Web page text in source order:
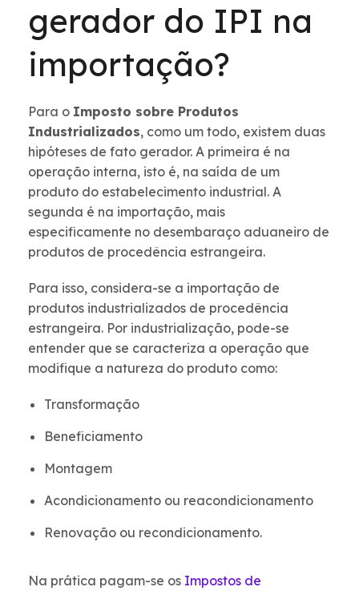
gerador do IPI na
importação?
Para o Imposto sobre Produtos
Industrializados, como um todo, existem duas
hipóteses de fato gerador. A primeira é na
operação interna, isto é, na saída de um
produto do estabelecimento industrial. A
segunda é na importação, mais
especificamente no desembaraço aduaneiro de
produtos de procedência estrangeira.
Para isso, considera-se a importação de
produtos industrializados de procedência
estrangeira. Por industrialização, pode-se
entender que se caracteriza a operação que
modifique a natureza do produto como:
Transformação
Beneficiamento
Montagem
Acondicionamento ou reacondicionamento
Renovação ou recondicionamento.
Na prática pagam-se os Impostos de